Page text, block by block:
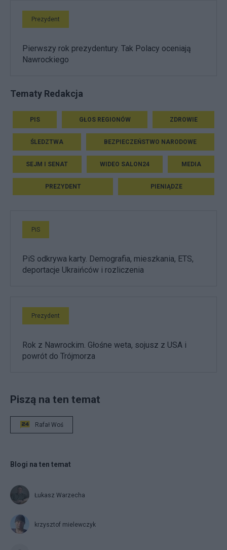
Prezydent
Pierwszy rok prezydentury. Tak Polacy oceniają
Nawrockiego
Tematy Redakcja
PIS GŁOS REGIONÓW ZDROWIE
ŚLEDZTWA BEZPIECZEŃSTWO NARODOWE
SEJM I SENAT WIDEO SALON24 MEDIA
PREZYDENT PIENIĄDZE
PiS
PiS odkrywa karty. Demografia, mieszkania, ETS,
deportacje Ukraińców i rozliczenia
Prezydent
Rok z Nawrockim. Głośne weta, sojusz z USA i
powrót do Trójmorza
Piszą na ten temat
Rafał Woś
Blogi na ten temat
Łukasz Warzecha
krzysztof mielewczyk